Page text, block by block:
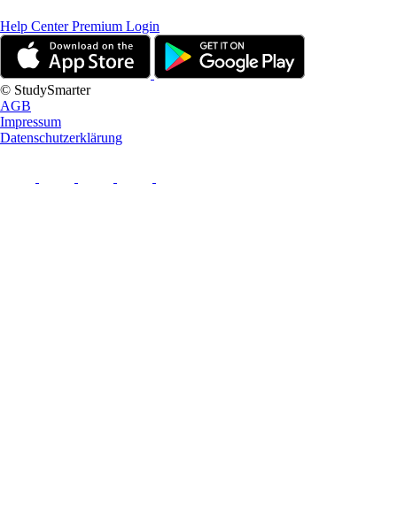
Help CenterPremium Login
© StudySmarter
AGB
Impressum
Datenschutzerklärung